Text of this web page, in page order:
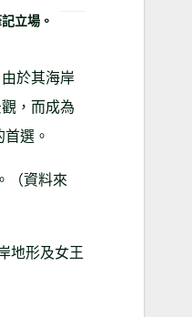
立場。
於其海岸
，而成為
選。
（資料來
地形及女王